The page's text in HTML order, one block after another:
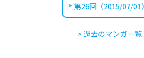
第26回（2015/07/01）
> 過去のマンガ一覧